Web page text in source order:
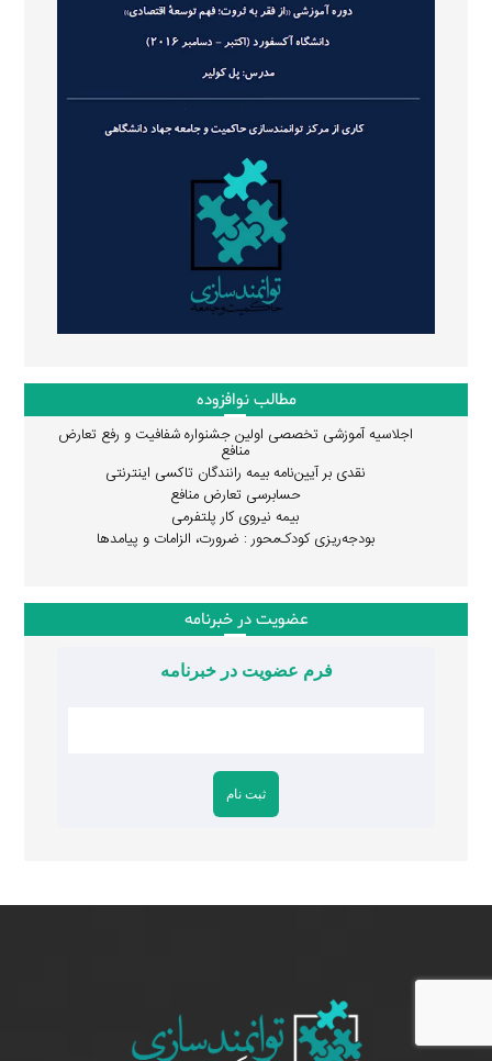
مطالب نوافزوده
اجلاسیه آموزشی تخصصی اولین جشنواره شفافیت و رفع تعارض
منافع
نقدی بر آیین‌نامه بیمه رانندگان تاکسی اینترنتی
حسابرسی تعارض منافع
بیمه نیروی کار پلتفرمی
بودجه‌ریزی کودک‌محور : ضرورت، الزامات و پیامدها
عضویت در خبرنامه
فرم عضویت در خبرنامه